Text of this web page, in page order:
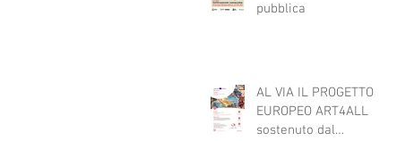
pubblica
AL VIA IL PROGETTO
EUROPEO ART4ALL
sostenuto dal